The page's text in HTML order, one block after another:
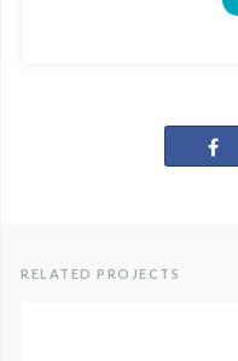
RELATED PROJECTS